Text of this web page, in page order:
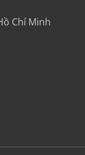
Chí Minh